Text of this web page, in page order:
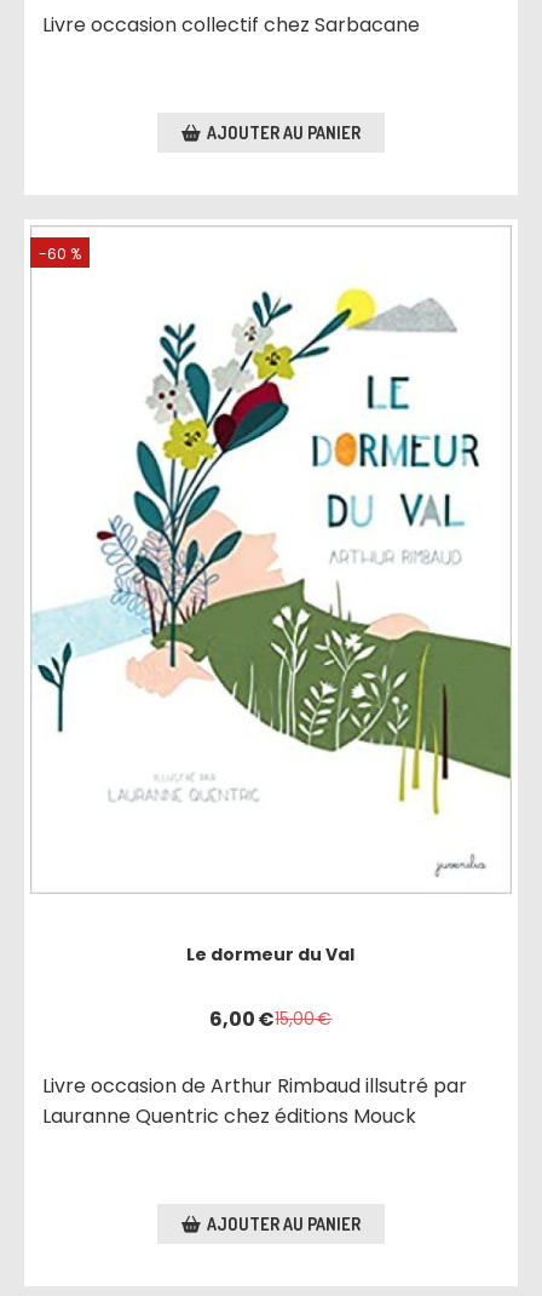
Livre occasion collectif chez Sarbacane
AJOUTER AU PANIER
-60 %
Le dormeur du Val
6,00€15,00€
Livre occasion de Arthur Rimbaud illsutré par
Lauranne Quentric chez éditions Mouck
AJOUTER AU PANIER